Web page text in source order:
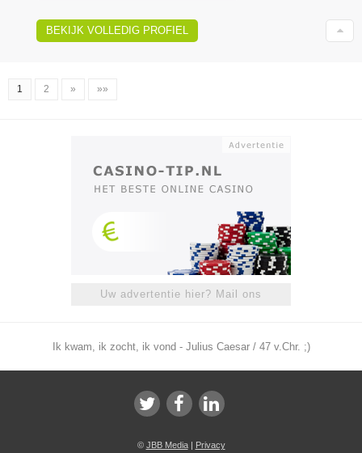
BEKIJK VOLLEDIG PROFIEL
1 2 » »»
Uw advertentie hier? Mail ons
Ik kwam, ik zocht, ik vond - Julius Caesar / 47 v.Chr. ;)
© JBB Media| Privacy